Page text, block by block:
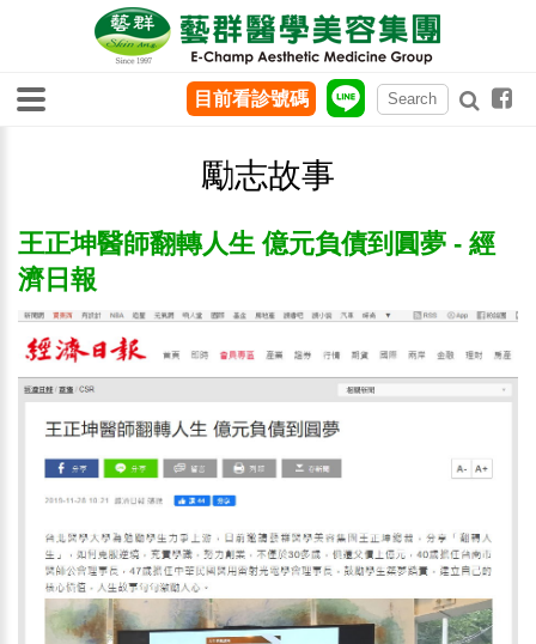
勵志故事
王正坤醫師翻轉人生 億元負債到圓夢 - 經
濟日報
目前看診號碼